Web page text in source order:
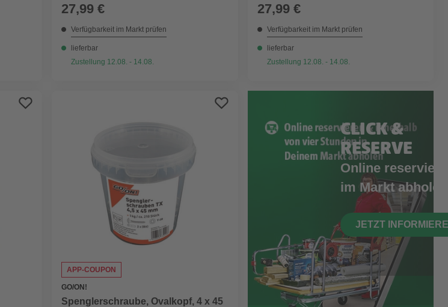
27,99 €
Verfügbarkeit im Markt prüfen
lieferbar
Zustellung 12.08. - 14.08.
27,99 €
Verfügbarkeit im Markt prüfen
lieferbar
Zustellung 12.08. - 14.08.
APP-COUPON
GO/ON!
Spenglerschraube, Ovalkopf, 4 x 45
CLICK &
RESERVE
Online
im Markt abholen
JETZT